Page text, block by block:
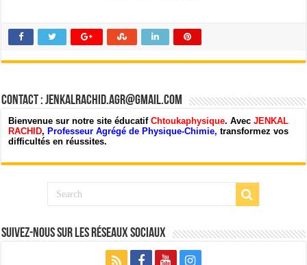
Contact : jenkalrachid.agr@gmail.com
Bienvenue sur notre site éducatifChtoukaphysique. AvecJENKAL
RACHID,Professeur Agrégé de Physique-Chimie,transformez vos
difficultés en réussites.
Suivez-nous sur les Réseaux Sociaux